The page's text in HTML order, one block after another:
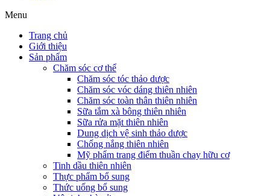
Menu
Trang chủ
Giới thiệu
Sản phẩm
Chăm sóc cơ thể
Chăm sóc tóc thảo dược
Chăm sóc vóc dáng thiên nhiên
Chăm sóc toàn thân thiên nhiên
Sữa tắm xà bông thiên nhiên
Sữa rửa mặt thiên nhiên
Dung dịch vệ sinh thảo dược
Chống nắng thiên nhiên
Mỹ phẩm trang điểm thuần chay hữu cơ
Tinh dầu thiên nhiên
Thực phẩm bổ sung
Thức uống bổ sung